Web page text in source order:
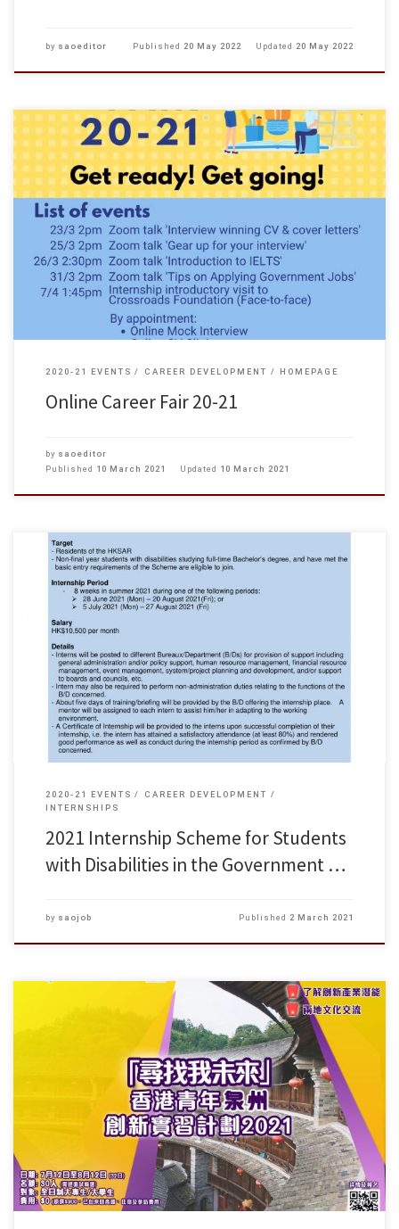
by saoeditor Published 20 May 2022 Updated 20 May 2022
The Online Career Fair 2020-2021 will organized on 23-31 March 2021. We
wish to invite our students and recent graduates to take this chance to
prepare for their upcoming job […]
2020-21 EVENTS CAREER DEVELOPMENT HOMEPAGE
Online Career Fair 20-21
by saoeditor
Published 10 March 2021 Updated 10 March 2021
2020-21 EVENTS
CAREER DEVELOPMENT
INTERNSHIPS
2021 Internship Scheme for Students
with Disabilities in the Government …
by saojob Published 2 March 2021
香港生涯規劃協會聯同不同機構在5個城市舉行暑期實習系列活動，為香
港青年提供更多工作體驗、擴展人脈和 認識職場文化的機會。同學可經
網上報名，先面試先擇優錄取，額滿即止； 本會十分鼓勵青年與朋友一
同參與，經歷一個有意義的暑假。 更詳盡的資訊可參閱香港生涯規劃協
會網頁 www.lpahk.org/discover 。 如有任何查詢，歡迎致電3169 9208與
本會職員聯絡。